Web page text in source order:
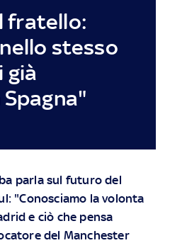
fratello:
stesso
già
parla sul futuro del
"Conosciamo la volonta
e ciò che pensa
del Manchester